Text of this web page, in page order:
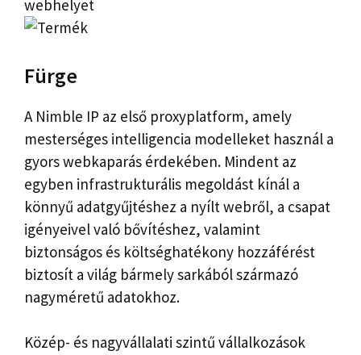
webhelyet
Fürge
A Nimble IP az első proxyplatform, amely
mesterséges intelligencia modelleket használ a
gyors webkaparás érdekében. Mindent az
egyben infrastrukturális megoldást kínál a
könnyű adatgyűjtéshez a nyílt webről, a csapat
igényeivel való bővítéshez, valamint
biztonságos és költséghatékony hozzáférést
biztosít a világ bármely sarkából származó
nagyméretű adatokhoz.
Közép- és nagyvállalati szintű vállalkozások